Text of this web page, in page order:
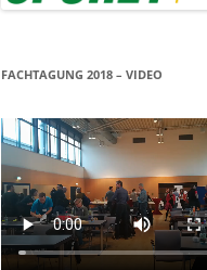
FACHTAGUNG 2018 – VIDEO